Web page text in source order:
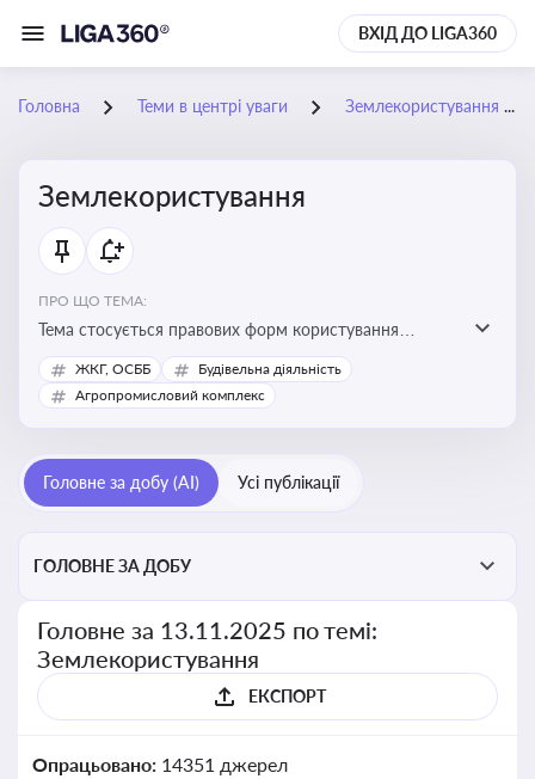
ВХІД ДО LIGA360
Головна Теми в центрі уваги Землекористування
Землекористування
ПРО ЩО ТЕМА:
Тема стосується правових форм користування
землею, зокрема умов доступу, володіння та
користування земельними ділянками різних форм
ЖКГ, ОСББ
Будівельна діяльність
Агропромисловий комплекс
Головне за добу (AI) Усі публікації
ГОЛОВНЕ ЗА ДОБУ
Головне за 13.11.2025 по темі:
Землекористування
ЕКСПОРТ
Опрацьовано: 14351 джерел